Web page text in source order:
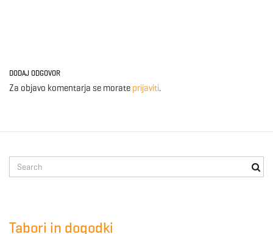
DODAJ ODGOVOR
Za objavo komentarja se morate prijaviti.
e
Tabori in dogodki